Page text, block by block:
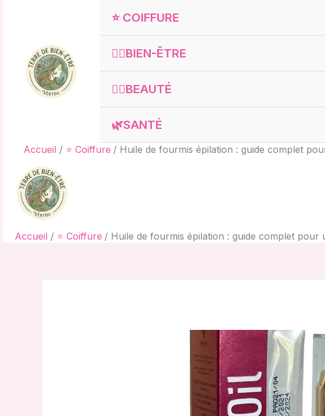
⭐ COIFFURE
🧘‍♀️BIEN-ÊTRE
💇‍♀️BEAUTÉ
🌿SANTÉ
Accueil ⭐ Coiffure Huile de fourmis épilation : guide complet
Accueil ⭐ Coiffure Huile de fourmis épilation : guide complet pour